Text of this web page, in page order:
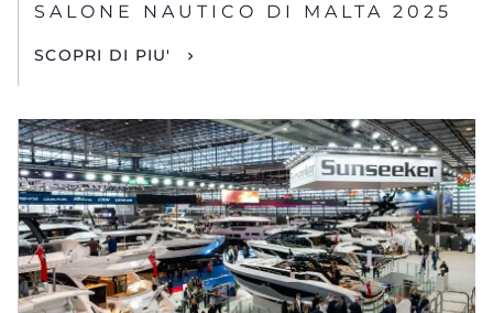
SALONE NAUTICO DI MALTA 2025
SCOPRI DI PIU'